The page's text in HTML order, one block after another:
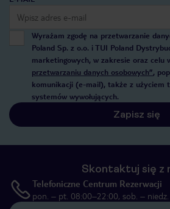
Wyrażam zgodę na przetwarzanie
Poland Sp. z o.o. i TUI Poland
marketingowych, w zakresie oraz celu
przetwarzaniu danych osobowych”,
komunikacji (e-mail), także z użyciem
systemów wywołujących.
Zapisz się
Skontaktuj się z
Telefoniczne Centrum Rezerwacji
pon. – pt. 08:00–22:00, sob. –